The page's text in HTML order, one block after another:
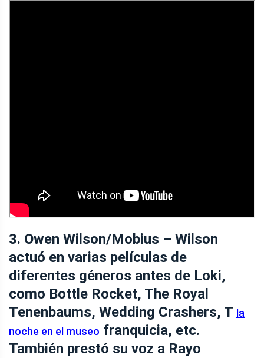
3. Owen Wilson/Mobius – Wilson
actuó en varias películas de
diferentes géneros antes de Loki,
como Bottle Rocket, The Royal
Tenenbaums, Wedding Crashers, T la
noche en el museo franquicia, etc.
También prestó su voz a Rayo